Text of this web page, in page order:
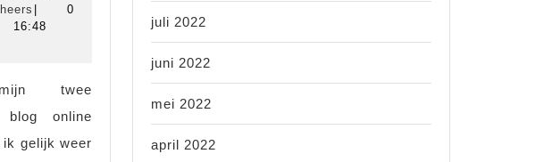
maart
2023
marieke
scheers
0
16:48
twee
blog online
ik gelijk weer
juli 2022
juni 2022
mei 2022
april 2022